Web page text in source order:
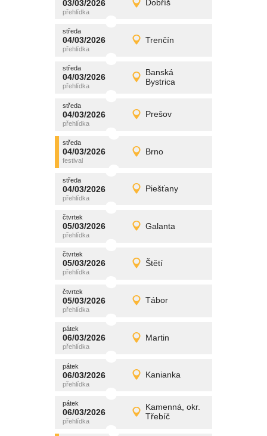
03/03/2026 Dobříš
úterý
03/03/2026 Detail
středa
04/03/2026 Trenčín
středa
04/03/2026 Detail
promítání
středa
04/03/2026
Banská
Bystrica
středa
04/03/2026 Detail
promítání
středa
04/03/2026 Prešov
středa
04/03/2026 Detail
promítání
středa
04/03/2026 Brno
středa
04/03/2026 Detail
promítání
středa
04/03/2026 Piešťany
středa
04/03/2026 Detail
promítání
čtvrtek
05/03/2026 Galanta
čtvrtek
05/03/2026 Detail
promítání
čtvrtek
05/03/2026 Štětí
čtvrtek
05/03/2026 Detail
promítání
čtvrtek
05/03/2026 Tábor
čtvrtek
05/03/2026 Detail
promítání
pátek
06/03/2026 Martin
pátek
06/03/2026 Detail
promítání
pátek
06/03/2026 Kanianka
pátek
06/03/2026 Detail
promítání
pátek
06/03/2026
Kamenná, okr.
Třebíč
pátek
06/03/2026 Detail
promítání